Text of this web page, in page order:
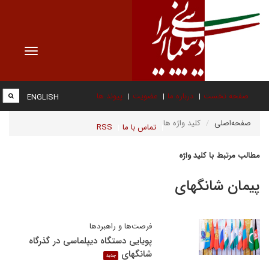
Toggle
صفحه نخست درباره ما عضویت پیوند ها
تماس با ما RSS
ENGLISH
صفحه‌اصلی کلید واژه ها
مطالب مرتبط با کلید واژه
پیمان شانگهای
فرصت‌ها و راهبردها
پویایی دستگاه دیپلماسی در گذرگاه
شانگهای
جدید